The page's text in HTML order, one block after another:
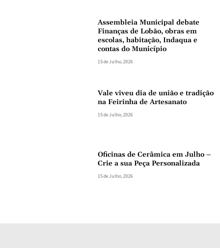
Assembleia Municipal debate
Finanças de Lobão, obras em
escolas, habitação, Indaqua e
contas do Município
15 de Julho, 2026
Vale viveu dia de união e tradição
na Feirinha de Artesanato
15 de Julho, 2026
Oficinas de Cerâmica em Julho –
Crie a sua Peça Personalizada
15 de Julho, 2026